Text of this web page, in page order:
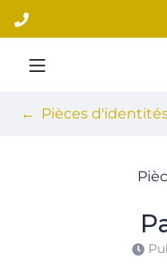
Aller
au
contenu
Pièces